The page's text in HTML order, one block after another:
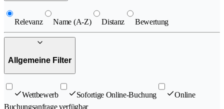
Relevanz Name (A-Z) Distanz Bewertung
Allgemeine Filter
Wettbewerb Sofortige Online-Buchung
Online
Buchungsanfrage verfügbar